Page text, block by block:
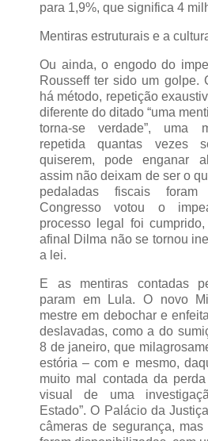
para 1,9%, que significa 4
Mentiras estruturais e a
Ou ainda, o engodo do
Rousseff ter sido um golpe.
há método, repetição
diferente do ditado “uma
torna-se verdade”, uma
repetida quantas vezes
quiserem, pode enganar
assim não deixam de ser o
pedaladas fiscais foram
Congresso votou o
processo legal foi
afinal Dilma não se tornou
a lei.
E as mentiras contadas
param em Lula. O novo
mestre em debochar e
deslavadas, como a do
8 de janeiro, que
estória – com e mesmo,
muito mal contada da
visual de uma
Estado”. O Palácio da
câmeras de segurança,